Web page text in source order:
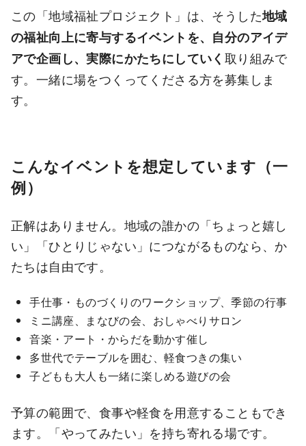
この「地域福祉プロジェクト」は、そうした地域
の福祉向上に寄与するイベントを、自分のアイデ
アで企画し、実際にかたちにしていく 取り組みで
す。一緒に場をつくってくださる方を募集しま
す。
こんなイベントを想定しています（一
例）
正解はありません。地域の誰かの「ちょっと嬉し
い」「ひとりじゃない」につながるものなら、か
たちは自由です。
手仕事・ものづくりのワークショップ、季節の行事
ミニ講座、まなびの会、おしゃべりサロン
音楽・アート・からだを動かす催し
多世代でテーブルを囲む、軽食つきの集い
子どもも大人も一緒に楽しめる遊びの会
予算の範囲で、食事や軽食を用意することもでき
ます。「やってみたい」を持ち寄れる場です。